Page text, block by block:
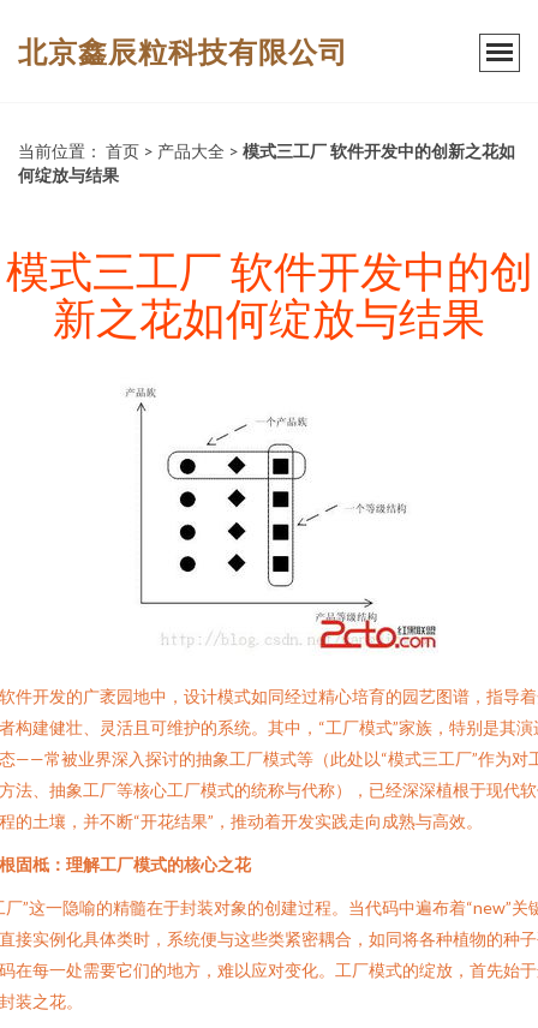
北京鑫辰粒科技有限公司
当前位置： 首页 > 产品大全 > 模式三工厂 软件开发中的创新之花如
何绽放与结果
模式三工厂 软件开发中的创
新之花如何绽放与结果
件开发的广袤园地中，设计模式如同经过精心培育的园艺图谱，指导
构建健壮、灵活且可维护的系统。其中，“工厂模式”家族，特别是其演
——常被业界深入探讨的抽象工厂模式等（此处以“模式三工厂”作为对
法、抽象工厂等核心工厂模式的统称与代称），已经深深植根于现代
的土壤，并不断“开花结果”，推动着开发实践走向成熟与高效。
固柢：理解工厂模式的核心之花
厂”这一隐喻的精髓在于封装对象的创建过程。当代码中遍布着“new”关
接实例化具体类时，系统便与这些类紧密耦合，如同将各种植物的种
在每一处需要它们的地方，难以应对变化。工厂模式的绽放，首先始
装之花。